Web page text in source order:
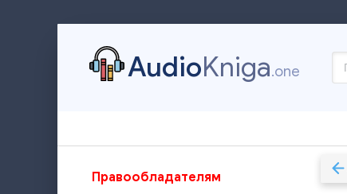
AudioKniga.one
Правообладателям